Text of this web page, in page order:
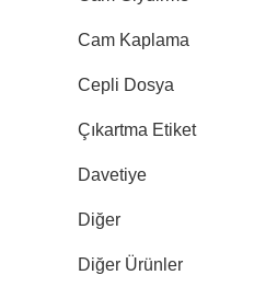
Cam Kaplama
Cepli Dosya
Çıkartma Etiket
Davetiye
Diğer
Diğer Ürünler